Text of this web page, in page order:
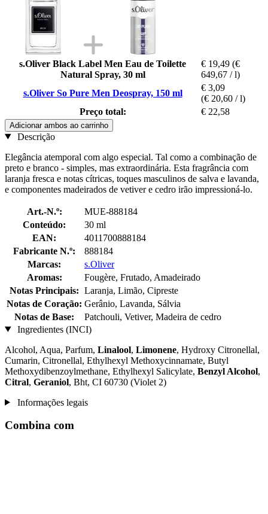
s.Oliver Black Label Men Eau de Toilette
Natural Spray, 30 ml
€ 19,49 (€
649,67 / l)
s.Oliver So Pure Men Deospray, 150 ml
€ 3,09
(€ 20,60 / l)
Preço total:
€ 22,58
Adicionar ambos ao carrinho
Descrição
Elegância atemporal com algo especial. Tal como a combinação de
preto e branco - simples, mas extraordinária. Esta fragrância com
laranja fresca e notas cítricas, toques masculinos de salva e lavanda,
e componentes madeirados de vetiver e cedro irão impressioná-lo.
Art.-N.º:
MUE-888184
Conteúdo:
30 ml
EAN:
4011700888184
Fabricante N.º:
888184
Marcas:
s.Oliver
Aromas:
Fougère, Frutado, Amadeirado
Notas Principais: Laranja, Limão, Cipreste
Notas de Coração: Gerânio, Lavanda, Sálvia
Notas de Base:
Patchouli, Vetiver, Madeira de cedro
Ingredientes (INCI)
Alcohol, Aqua, Parfum, Linalool, Limonene, Hydroxy Citronellal,
Cumarin, Citronellal, Ethylhexyl Methoxycinnamate, Butyl
Methoxydibenzoylmethane, Ethylhexyl Salicylate, Benzyl Alcohol,
Citral, Geraniol, Bht, CI 60730 (Violet 2)
Informações legais
Combina com